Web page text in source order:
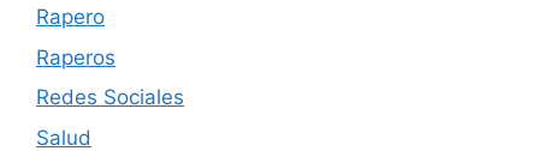
Rapero
Raperos
Redes Sociales
Salud